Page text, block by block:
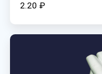
2.20 ₽